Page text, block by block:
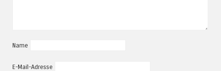
Name
E-Mail-Adresse